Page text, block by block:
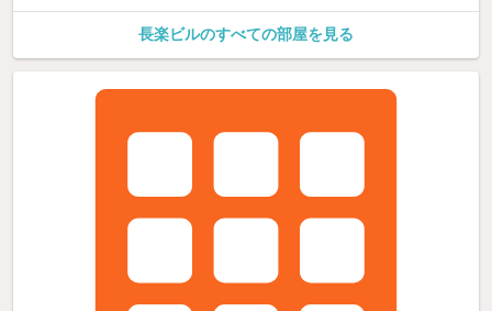
長楽ビルのすべての部屋を見る